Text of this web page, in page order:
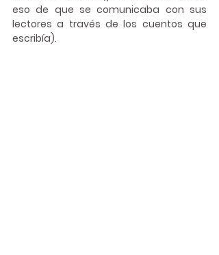
eso de que se comunicaba con sus
lectores a través de los cuentos que
escribía).